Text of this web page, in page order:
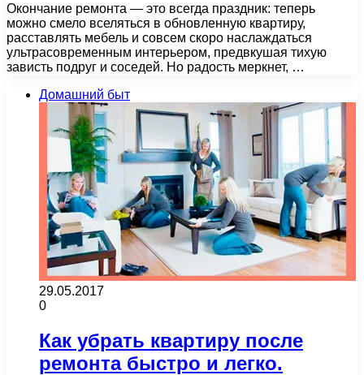
Окончание ремонта — это всегда праздник: теперь
можно смело вселяться в обновленную квартиру,
расставлять мебель и совсем скоро наслаждаться
ультрасовременным интерьером, предвкушая тихую
зависть подруг и соседей. Но радость меркнет, …
Домашний быт
29.05.2017
0
Как убрать квартиру после
ремонта быстро и легко.